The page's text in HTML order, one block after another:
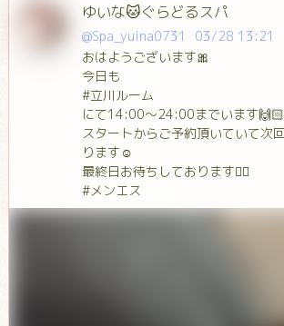
ゆいな🐱ぐらどるスパ
@Spa_yuina0731
03/28 13:21
おはようございます🎀
今日も
#立川ルーム
にて14:00～24:00までいます🙌🏻
スタートからご予約頂いていて次
ります☺️
最終日お待ちしております🙇‍♂️
#メンエス